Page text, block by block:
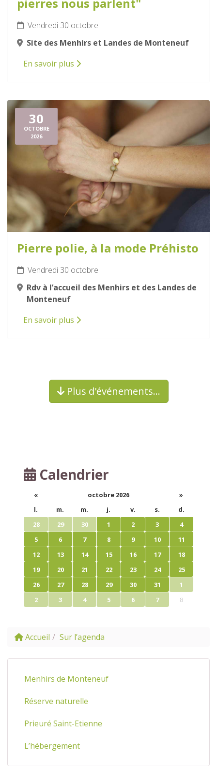
pierres nous parlent"
Vendredi 30 octobre
Site des Menhirs et Landes de Monteneuf
En savoir plus
30
OCTOBRE
2026
Pierre polie, à la mode Préhisto
Vendredi 30 octobre
Rdv à l’accueil des Menhirs et des Landes de
Monteneuf
En savoir plus
Plus d'événements…
Calendrier
« octobre 2026
»
l.
m. m. j. v. s.
d.
28
29 30 1 2 3
4
5
6 7 8 9 10
11
12
13 14 15 16 17
18
19
20 21 22 23 24
25
26
27 28 29 30 31
1
2
3 4 5 6 7 8
Accueil Sur l’agenda
Menhirs de Monteneuf
Réserve naturelle
Prieuré Saint-Etienne
L’hébergement